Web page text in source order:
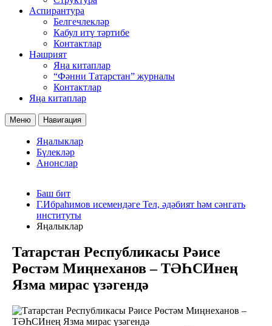
Аспирантура
Белгечлекләр
Кабул итү тәртибе
Контактлар
Нәшрият
Яңа китаплар
“Фәнни Татарстан” журналы
Контактлар
Яңа китаплар
Меню Навигация
Яңалыклар
Бүлекләр
Анонслар
Баш бит
Г.Ибраһимов исемендәге Тел, әдәбият һәм сәнгать
институты
Яңалыклар
Татарстан Республикасы Рәисе
Рөстәм Миңнеханов – ТӘҺСИнең
Язма мирас үзәгендә